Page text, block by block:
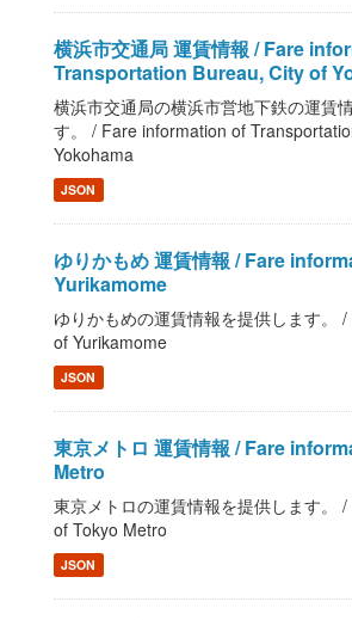
横浜市交通局 運賃情報 / Fare
Transportation Bureau, City of
横浜市交通局の横浜市営地下鉄の運賃
す。 / Fare information of
Yokohama
JSON
ゆりかもめ 運賃情報 / Fare
Yurikamome
ゆりかもめの運賃情報を提供します。
of Yurikamome
JSON
東京メトロ 運賃情報 / Fare
Metro
東京メトロの運賃情報を提供します。
of Tokyo Metro
JSON